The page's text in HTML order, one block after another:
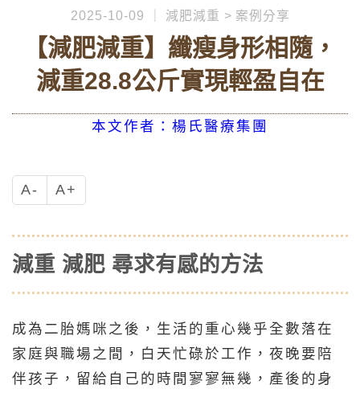
2025-10-09 減肥減重 案例分享
【減肥減重】纖瘦身形相隨，
減重28.8公斤實現輕盈自在
本文作者：楊氏醫療集團
A- A+
減重 減肥 尋求有感的方法
成為二胎媽咪之後，生活的重心幾乎全數落在
家庭與職場之間，白天忙碌於工作，夜晚要陪
伴孩子，留給自己的時間寥寥無幾，產後的身